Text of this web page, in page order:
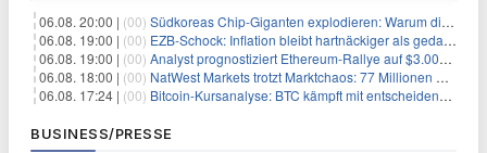
06.08. 20:00 | (00) Südkoreas Chip-Giganten explodieren: Warum dieser Rekord-Tag die KI-Branche erschüttert
06.08. 19:00 | (00) EZB-Schock: Inflation bleibt hartnäckiger als gedacht – 2027 wird zum kritischen Test
06.08. 19:00 | (00) Analyst prognostiziert Ethereum-Rallye auf $3.000 nach entscheidendem On-Chain-Ausbruch
06.08. 18:00 | (00) NatWest Markets trotzt Marktchaos: 77 Millionen Pfund Gewinn im ersten Halbjahr
06.08. 17:24 | (00) Bitcoin-Kursanalyse: BTC kämpft mit entscheidender $65K-Hürde, während sich ein Liquidationscluster aufbaut
BUSINESS/PRESSE